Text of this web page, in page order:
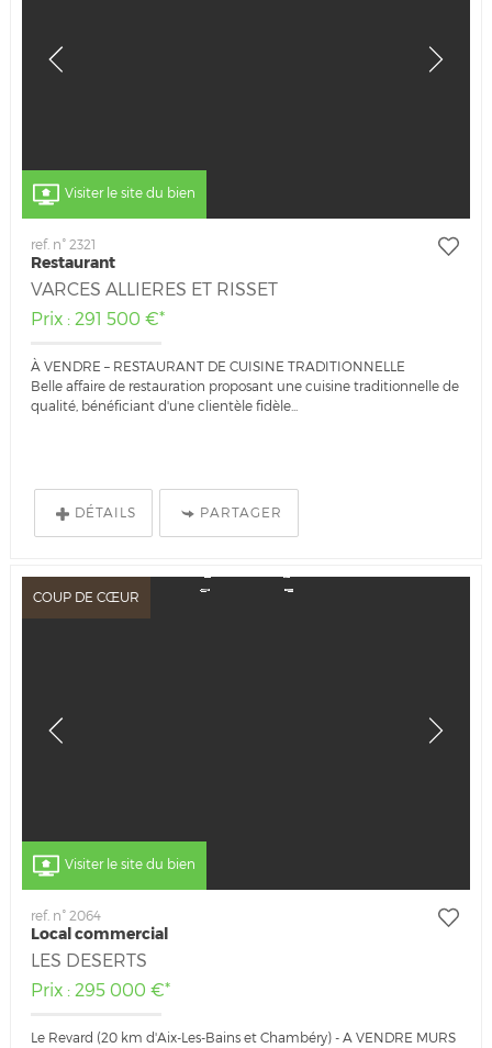
Visiter le site du bien
ref. n° 2321
Restaurant
VARCES ALLIERES ET RISSET
Prix : 291 500 €*
À VENDRE – RESTAURANT DE CUISINE TRADITIONNELLE
Belle affaire de restauration proposant une cuisine traditionnelle de
qualité, bénéficiant d'une clientèle fidèle...
DÉTAILS PARTAGER
Visiter le site du bien
COUP DE CŒUR
ref. n° 2064
Local commercial
LES DESERTS
Prix : 295 000 €*
Le Revard (20 km d'Aix-Les-Bains et Chambéry) - A VENDRE MURS